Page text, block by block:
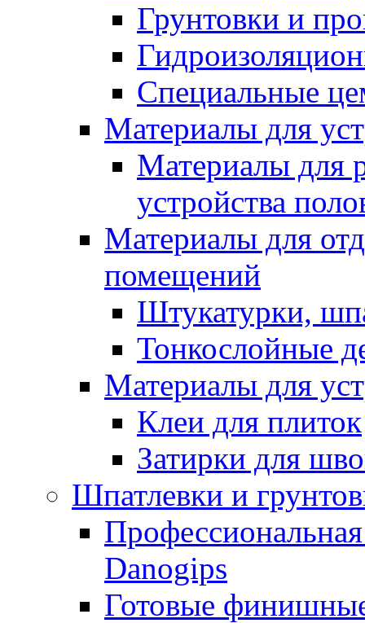
Грунтовки и
Специальные
Материалы для
Материалы для
устройства
Материалы для
помещений
Штукатурки,
Тонкослойные
Материалы для
Клеи для плиток
Затирки для
Шпатлевки и
Danogips
Готовые